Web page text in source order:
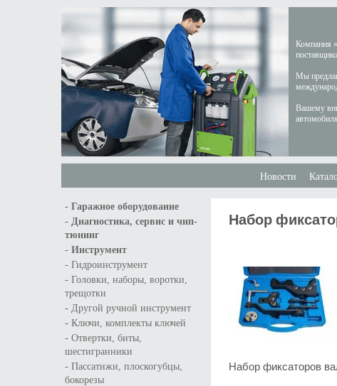
Компания
Мы
Вашему
Новости
- Гаражное оборудование
- Диагностика, сервис и чип-
тюнинг
- Инструмент
- Гидроинструмент
- Головки, наборы, воротки,
трещотки
- Другой ручной инструмент
- Ключи, комплекты ключей
- Отвертки, биты,
шестигранники
- Пассатижи, плоскогубцы,
бокорезы
Набор
Набор фиксаторов